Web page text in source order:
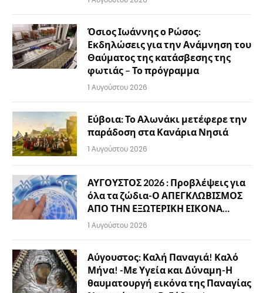
Όσιος Ιωάννης ο Ρώσος:
Εκδηλώσεις για την Ανάμνηση του
Θαύματος της κατάσβεσης της
φωτιάς – Το πρόγραμμα
1 Αυγούστου 2026
Εύβοια: Το Αλωνάκι μετέφερε την
παράδοση στα Κανάρια Νησιά
1 Αυγούστου 2026
ΑΥΓΟΥΣΤΟΣ 2026 : Προβλέψεις για
όλα τα ζώδια-Ο ΑΠΕΓΚΛΩΒΙΣΜΟΣ
ΑΠΟ ΤΗΝ ΕΞΩΤΕΡΙΚΗ ΕΙΚΟΝΑ…
1 Αυγούστου 2026
Αύγουστος: Καλή Παναγιά! Καλό
Μήνα! -Με Υγεία και Δύναμη-Η
θαυματουργή εικόνα της Παναγίας